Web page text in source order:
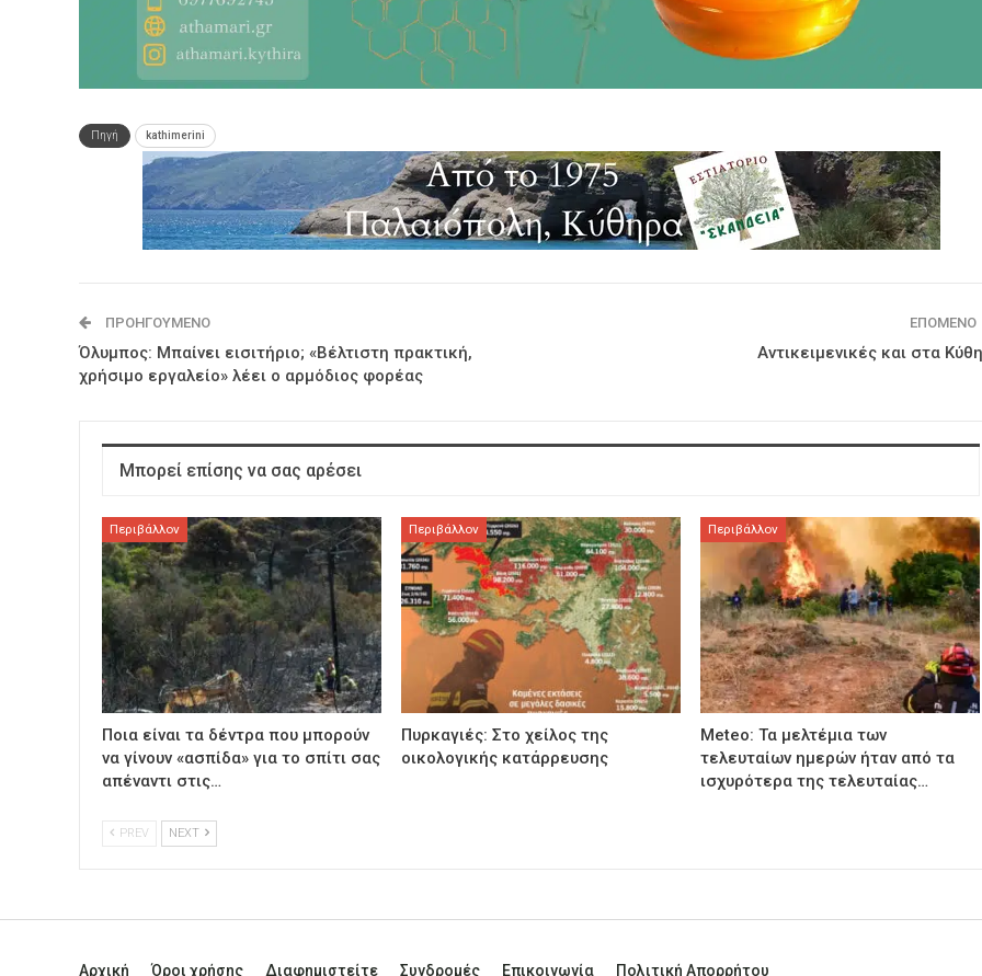
Πηγή kathimerini
ΠΡΟΗΓΟΎΜΕΝΟ
Όλυμπος: Μπαίνει εισιτήριο; «Βέλτιστη πρακτική,
χρήσιμο εργαλείο» λέει ο αρμόδιος φορέας
ΕΠΌΜΕΝΟ
Αντικειμενικές και στα
Μπορεί επίσης να σας αρέσει
Περιβάλλον
Ποια είναι τα δέντρα που μπορούν
να γίνουν «ασπίδα» για το σπίτι σας
απέναντι στις…
Περιβάλλον
Πυρκαγιές: Στο χείλος της
οικολογικής κατάρρευσης
Περιβάλλον
Meteo: Τα μελτέμια των
τελευταίων ημερών ήταν από τα
ισχυρότερα της τελευταίας…
PREV NEXT
Αρχική Όροι χρήσης Διαφημιστείτε Συνδρομές Επικοινωνία Πολιτική Απορρήτου